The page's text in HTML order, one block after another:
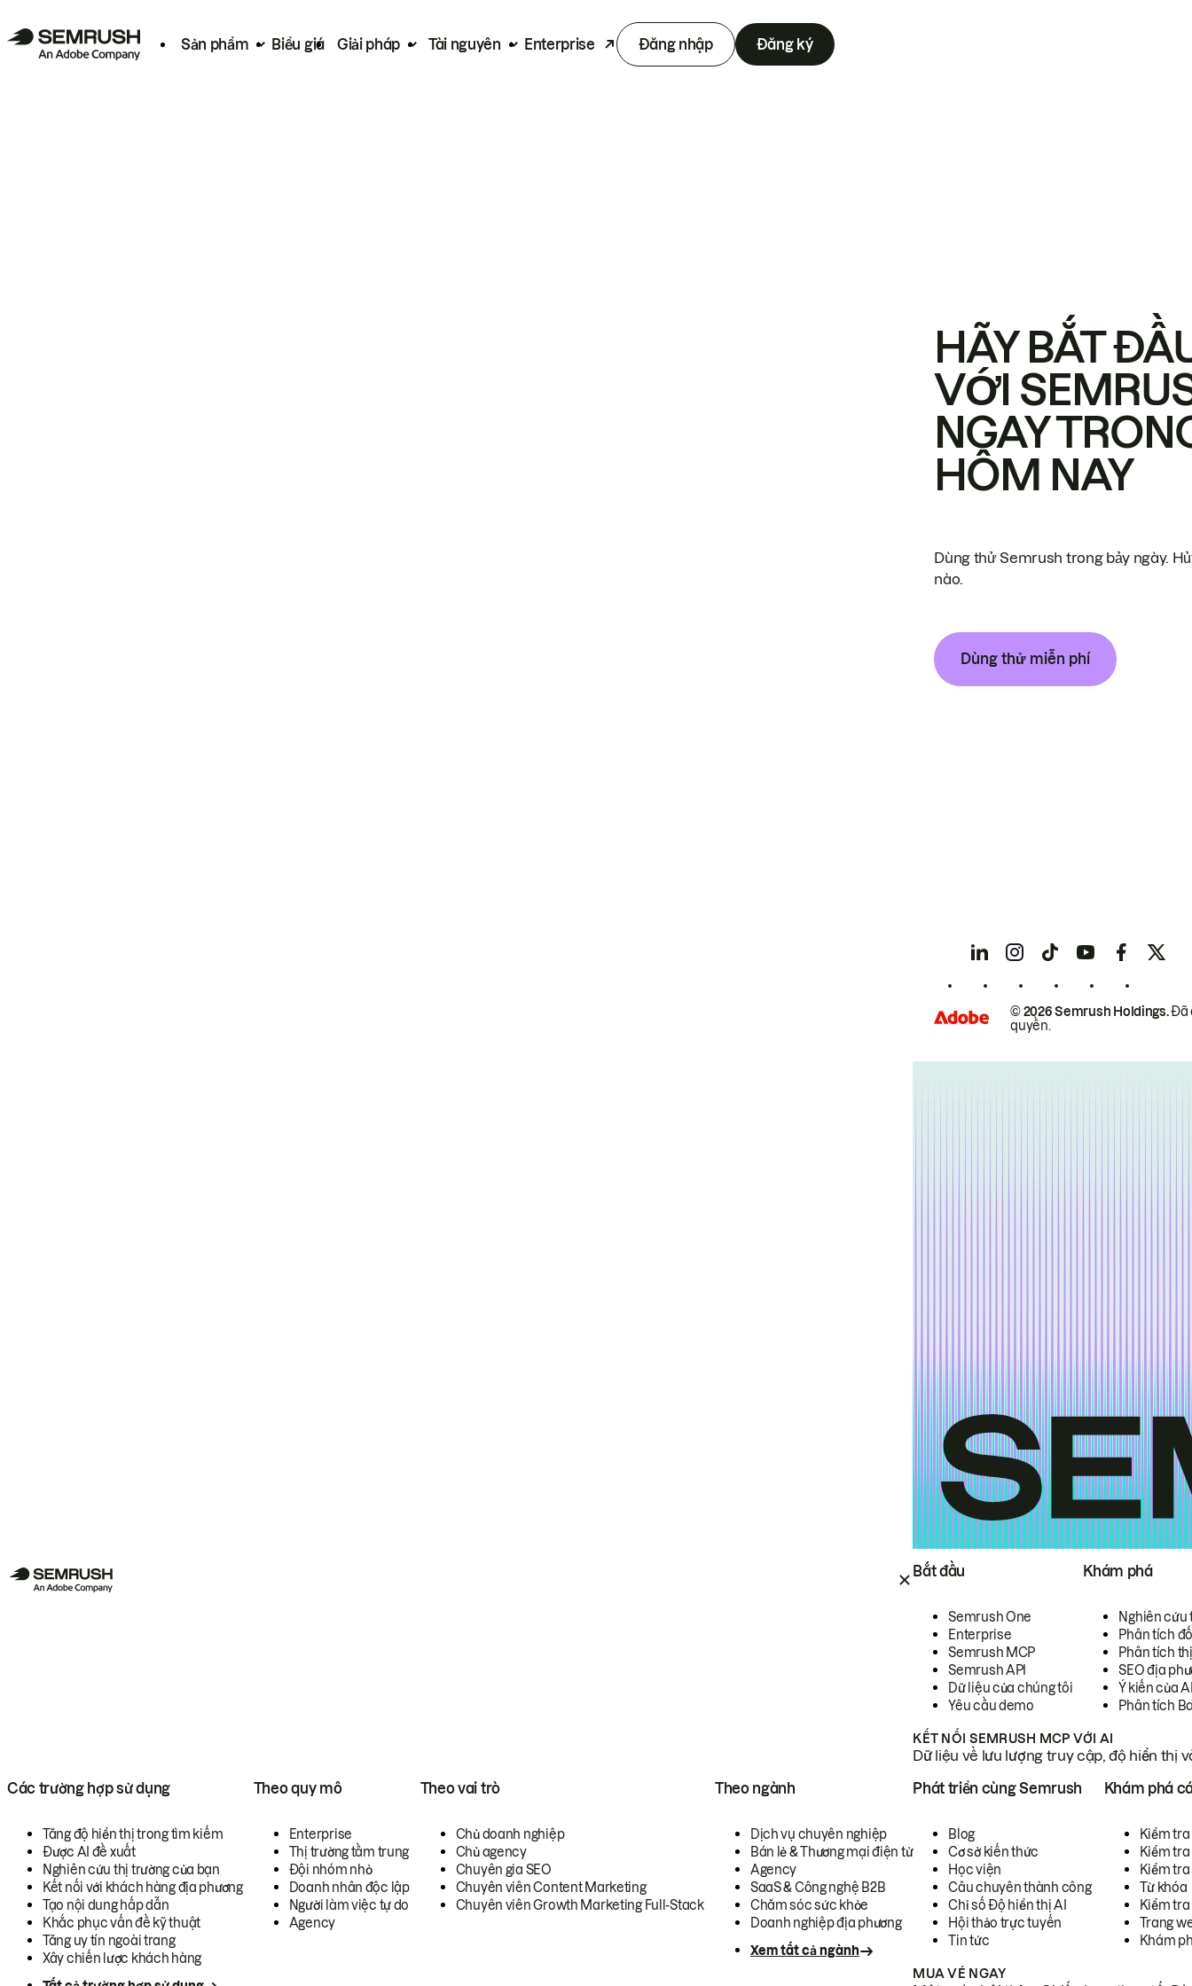
Sản phẩm Biểu giá Giải pháp Tài nguyên Enterprise Đăng nhập Đăng ký
Bắt đầu
Semrush One
Enterprise
Semrush MCP
Semrush API
Dữ liệu của chúng tôi
Yêu cầu demo
Khám phá
Nghiên cứu
Phân tích
Phân tích
SEO địa
Ý kiến của
Phân tích
KẾT NỐI SEMRUSH MCP VỚI AI
Dữ liệu về lưu lượng truy cập, độ hiển thị
Các trường hợp sử dụng
Tăng độ hiển thị trong tìm kiếm
Được AI đề xuất
Nghiên cứu thị trường của bạn
Kết nối với khách hàng địa phương
Tạo nội dung hấp dẫn
Khắc phục vấn đề kỹ thuật
Tăng uy tín ngoài trang
Xây chiến lược khách hàng
Theo quy mô
Enterprise
Thị trường tầm trung
Đội nhóm nhỏ
Doanh nhân độc lập
Người làm việc tự do
Agency
Theo vai trò
Chủ doanh nghiệp
Chủ agency
Chuyên gia SEO
Chuyên viên Content Marketing
Chuyên viên Growth Marketing Full-Stack
Theo ngành
Dịch vụ chuyên nghiệp
Bán lẻ & Thương mại điện tử
Agency
SaaS & Công nghệ B2B
Chăm sóc sức khỏe
Doanh nghiệp địa phương
Xem tất cả ngành
Phát triển cùng Semrush
Blog
Cơ sở kiến thức
Học viện
Câu chuyên thành công
Chỉ số Độ hiển thị AI
Hội thảo trực tuyến
Tin tức
Khám phá
Kiểm
Kiểm tra
Kiểm
Từ khóa
Kiểm
Trang
Khám
MUA VÉ NGAY
HÃY BẮT
VỚI
NGAY
HÔM NAY
Dùng thử Semrush trong bảy ngày.
nào.
Dùng thử miễn phí
© 2026 Semrush Holdings.Đã
quyền.